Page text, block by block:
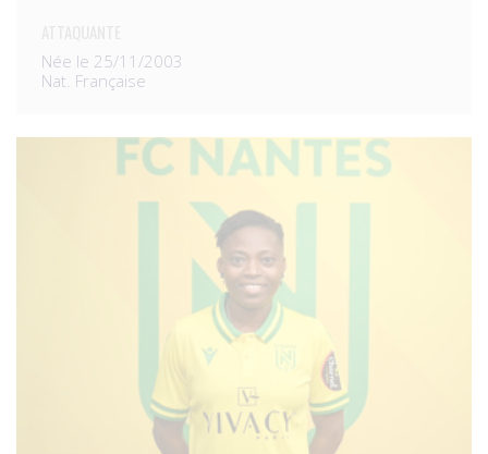
Née le 25/11/2003
Nat. Française